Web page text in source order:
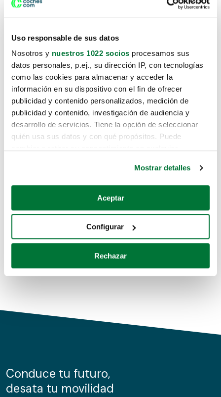
Uso responsable de sus datos
Nosotros y nuestros 1022 socios procesamos sus
datos personales, p.ej., su dirección IP, con tecnologías
como las cookies para almacenar y acceder la
información en su dispositivo con el fin de ofrecer
publicidad y contenido personalizados, medición de
publicidad y contenido, investigación de audiencia y
desarrollo de servicios. Tiene la opción de seleccionar
quién usa sus datos y con qué propósitos. Puede
Si lo permite, también quisiéramos:
Recopilar información sobre su ubicación geográfica
Identificar su dispositivo analizándolo activamente
para buscar características específicas (huellas
Obtenga más información sobre cómo se procesan sus
de cookies.
información sobre el uso que haga del sitio web con
nuestros partners de redes sociales, publicidad y análisis
Mostrar detalles
Aceptar
Configurar
Rechazar
Lo sentimos, no sabemos como
te hemos traido hasta aquí.
Pero puedes encontrar el coche que estás
buscando en alguno de estos enlaces:
Coches de segunda mano
Coches de km0
Conduce tu futuro,
desata tu movilidad